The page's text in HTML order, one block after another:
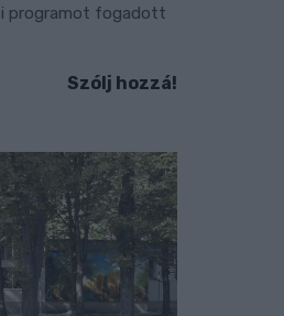
programot fogadott
Szólj hozzá!